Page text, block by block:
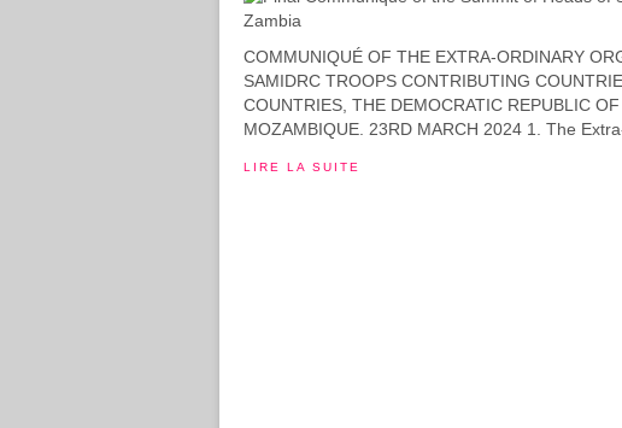
COMMUNIQUÉ OF THE EXTRA-ORDINARY
SAMIDRC TROOPS CONTRIBUTING
COUNTRIES, THE DEMOCRATIC REPUBLIC
MOZAMBIQUE. 23RD MARCH 2024 1. The
LIRE LA SUITE